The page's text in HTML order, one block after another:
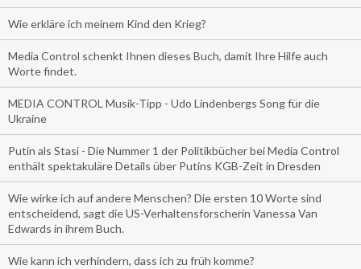
Wie erkläre ich meinem Kind den Krieg?
Media Control schenkt Ihnen dieses Buch, damit Ihre Hilfe auch
Worte findet.
MEDIA CONTROL Musik-Tipp - Udo Lindenbergs Song für die
Ukraine
Putin als Stasi - Die Nummer 1 der Politikbücher bei Media Control
enthält spektakuläre Details über Putins KGB-Zeit in Dresden
Wie wirke ich auf andere Menschen? Die ersten 10 Worte sind
entscheidend, sagt die US-Verhaltensforscherin Vanessa Van
Edwards in ihrem Buch.
Wie kann ich verhindern, dass ich zu früh komme?